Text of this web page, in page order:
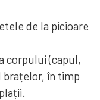
de la picioare
corpului (capul,
brațelor, în timp